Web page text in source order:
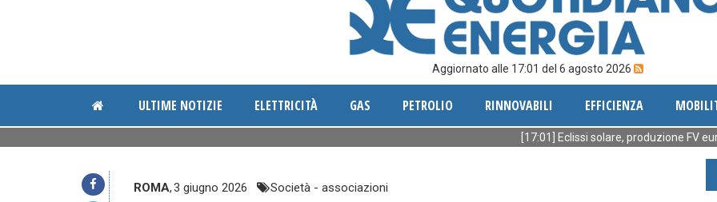
Aggiornato alle 17:01 del 6 agosto 2026
ULTIME NOTIZIE ELETTRICITÀ GAS PETROLIO RINNOVABILI EFFICIENZA
[17:01] Eclissi solare, produzione FV europea
ROMA,3 giugno 2026 Società - associazioni